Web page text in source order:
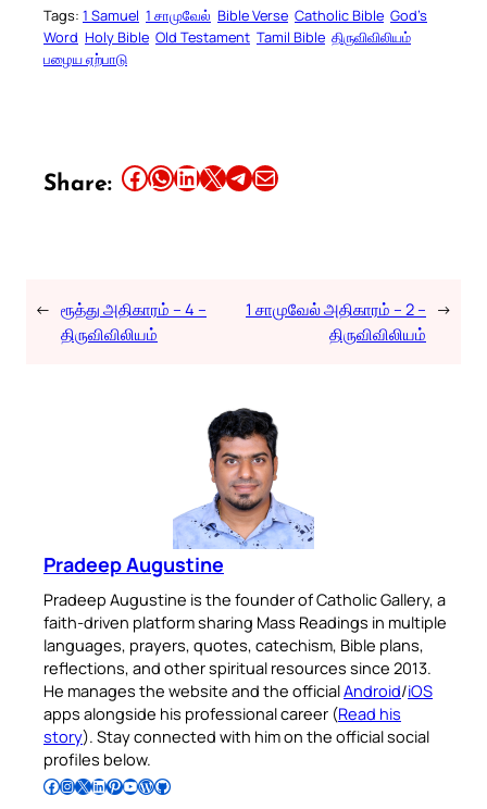
Tags: 1 Samuel 1 சாமுவேல் Bible Verse Catholic Bible God’s
Word Holy Bible Old Testament Tamil Bible திருவிவிலியம்
பழைய ஏற்பாடு
Share: Share this article on Facebook Share this article on WhatsApp Share this article on LinkedIn Share this article on X Share this article on TelegramEmail this Article
← ரூத்து அதிகாரம் – 4 –
திருவிவிலியம்
1 சாமுவேல் அதிகாரம் – 2 –
திருவிவிலியம்
→
Pradeep Augustine
Pradeep Augustine is the founder of Catholic Gallery, a
faith-driven platform sharing Mass Readings in multiple
languages, prayers, quotes, catechism, Bible plans,
reflections, and other spiritual resources since 2013.
He manages the website and the officialAndroid/iOS
apps alongside his professional career (Read his
story). Stay connected with him on the official social
profiles below.
Follow Pradeep on Facebook Follow Pradeep on InstagramFollow Pradeep on X Follow Pradeep on LinkedIn Follow Pradeep on Pinterest Subscribe to Pradeep’s Youtube Channel Follow Pradeep on WordPress Follow Pradeep on GitHub